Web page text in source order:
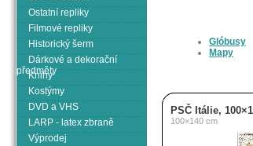
Glóbusy
Mapy
PSČ Itálie,
100×140 cm
Ostatní repliky
Filmové repliky
Historický šerm
Dárkové a dekorační
předměty
Knihy
Kostýmy
DVD a VHS
LARP - latex zbraně
Výprodej